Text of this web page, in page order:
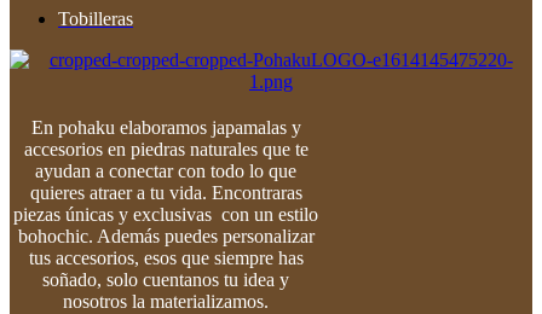
Tobilleras
En pohaku elaboramos japamalas y
accesorios en piedras naturales que te
ayudan a conectar con todo lo que
quieres atraer a tu vida. Encontraras
piezas únicas y exclusivas con un estilo
bohochic. Además puedes personalizar
tus accesorios, esos que siempre has
soñado, solo cuentanos tu idea y
nosotros la materializamos.